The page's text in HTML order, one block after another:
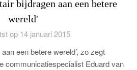
bijdragen aan een betere
wereld'
op 14 januari 2015
een betere wereld’, zo zegt
communicatiespecialist Eduard van